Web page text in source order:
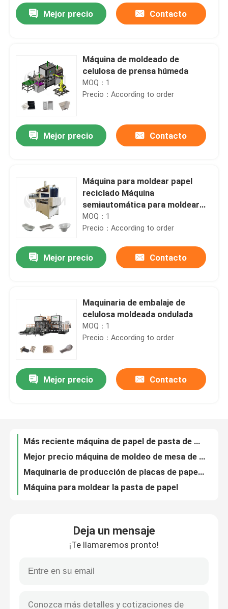
Productos
Sobre nosotros
Control de Calidad
Contacto
Máquina moldeada de la pulpa
Reduzca la máquina del vajilla a pulpa que moldea
Máquina de moldear de la pulpa del bagazo
Mejor precio Contacto
Máquina de moldeado de
celulosa de prensa húmeda
MOQ：1
Precio：According to order
Mejor precio Contacto
Máquina para moldear papel
reciclado Máquina
semiautomática para moldear
celulosa
MOQ：1
Precio：According to order
Mejor precio Contacto
Maquinaria de embalaje de
celulosa moldeada ondulada
MOQ：1
Precio：According to order
Mejor precio Contacto
Máquina automática para hacer utensilios de mesa de equipaje Máquina para hacer cuencos de papel desechables
Máquina de moldeo de pasta de pasta de caña de azúcar
Fabricantes de máquinas de moldeado automático de celulosa
Deja un mensaje
¡Te llamaremos pronto!